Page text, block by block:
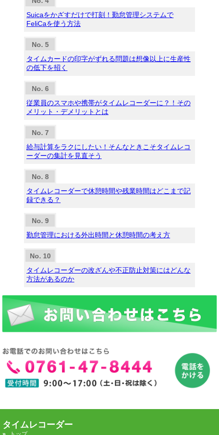
Suicaをかざすだけで打刻！勤怠管理システムで
FeliCaを使う方法
タイムカードの印字がずれる問題は想像以上に生産性
の低下を招く
従業員のスマホや携帯がタイムレコーダーに？！その
メリット・デメリットとは
給与計算をラクにしたい！そんなときこそタイムレコ
ーダーの集計を見直そう
タイムレコーダーで休憩時間や残業時間はどこまで記
録できる？
勤怠管理における外出時間と休憩時間の考え方
タイムレコーダーの改ざんや不正防止対策にはどんな
方法があるのか
タイムレコーダー